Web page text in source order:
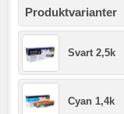
Produktvarianter
Svart 2,5k
Cyan 1,4k